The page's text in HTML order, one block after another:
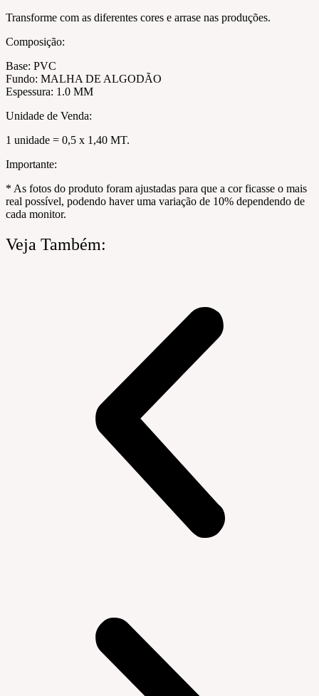
Transforme com as diferentes cores e arrase nas produções.
Composição:
Base: PVC
Fundo: MALHA DE ALGODÃO
Espessura: 1.0 MM
Unidade de Venda:
1 unidade = 0,5 x 1,40 MT.
Importante:
* As fotos do produto foram ajustadas para que a cor ficasse o mais
real possível, podendo haver uma variação de 10% dependendo de
cada monitor.
Veja Também: